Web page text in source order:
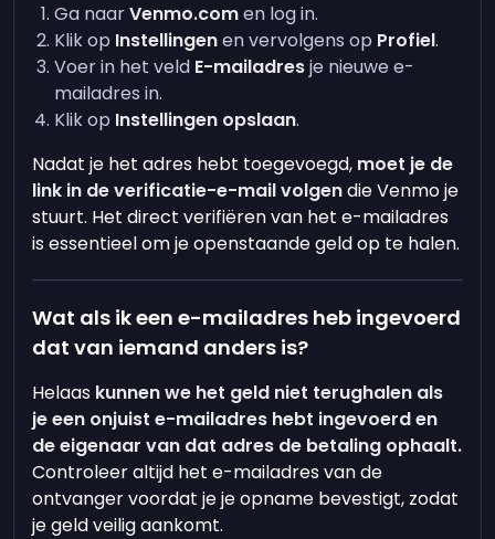
Ga naarVenmo.comen log in.
Klik op Instellingenen vervolgens op Profiel.
Voer in het veld E-mailadresje nieuwe e-
mailadres in.
Klik op Instellingen opslaan.
Nadat je het adres hebt toegevoegd, moet je de
link in de verificatie-e-mail volgendie Venmo je
stuurt. Het direct verifiëren van het e-mailadres
is essentieel om je openstaande geld op te halen.
Wat als ik een e-mailadres heb ingevoerd
dat van iemand anders is?
Helaas kunnen we het geld niet terughalen als
je een onjuist e-mailadres hebt ingevoerd en
de eigenaar van dat adres de betaling ophaalt.
Controleer altijd het e-mailadres van de
ontvanger voordat je je opname bevestigt, zodat
je geld veilig aankomt.